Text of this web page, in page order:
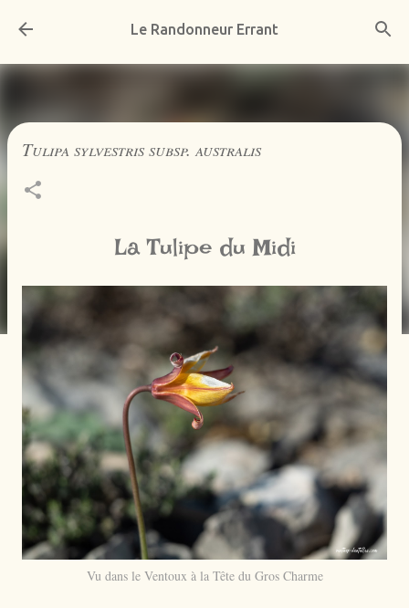
Accéder au contenu principal
Le Randonneur Errant
Tulipa sylvestris subsp. australis
La Tulipe du Midi
Vu dans le Ventoux à la Tête du Gros Charme